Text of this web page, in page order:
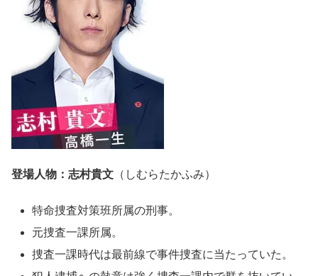
登場人物：志村貴文 （しむらたかふみ）
特命捜査対策班所属の刑事。
元捜査一課所属。
捜査一課時代は最前線で事件捜査に当たっていた。